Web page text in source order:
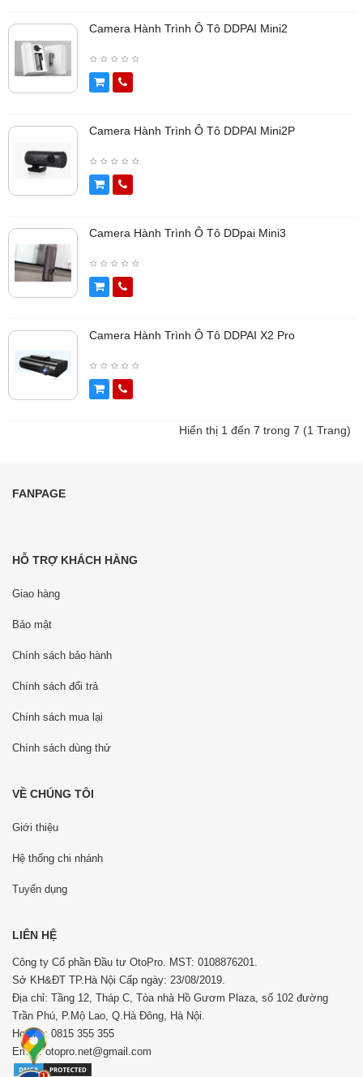
Camera Hành Trình Ô Tô DDPAI Mini2
Camera Hành Trình Ô Tô DDPAI Mini2P
Camera Hành Trình Ô Tô DDpai Mini3
Camera Hành Trình Ô Tô DDPAI X2 Pro
Hiển thị 1 đến 7 trong 7 (1 Trang)
FANPAGE
HỖ TRỢ KHÁCH HÀNG
Giao hàng
Bảo mật
Chính sách bảo hành
Chính sách đổi trả
Chính sách mua lại
Chính sách dùng thử
VỀ CHÚNG TÔI
Giới thiệu
Hệ thống chi nhánh
Tuyển dụng
LIÊN HỆ
Công ty Cổ phần Đầu tư OtoPro. MST: 0108876201.
Sở KH&ĐT TP.Hà Nội Cấp ngày: 23/08/2019.
Địa chỉ: Tầng 12, Tháp C, Tòa nhà Hồ Gươm Plaza, số 102 đường
Trần Phú, P.Mộ Lao, Q.Hà Đông, Hà Nội.
Hotline: 0815 355 355
Email: otopro.net@gmail.com